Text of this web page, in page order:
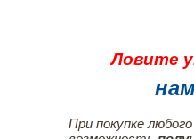
Ловите
При покупке